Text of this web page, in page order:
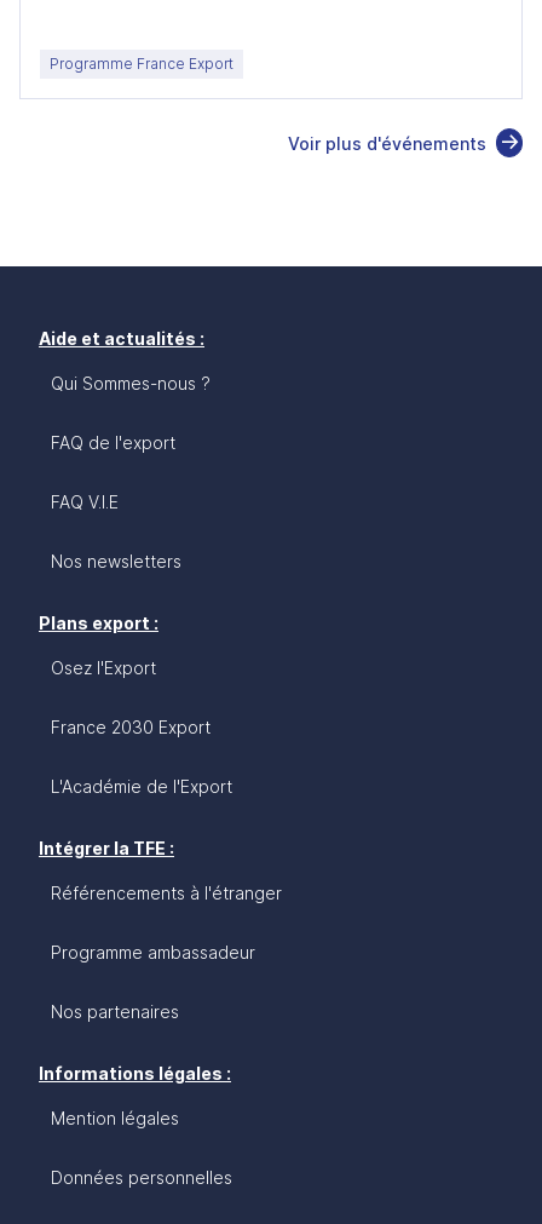
Programme France Export
Voir plus d'événements
Aide et actualités :
Qui Sommes-nous ?
FAQ de l'export
FAQ V.I.E
Nos newsletters
Plans export :
Osez l'Export
France 2030 Export
L'Académie de l'Export
Intégrer la TFE :
Référencements à l'étranger
Programme ambassadeur
Nos partenaires
Informations légales :
Mention légales
Données personnelles